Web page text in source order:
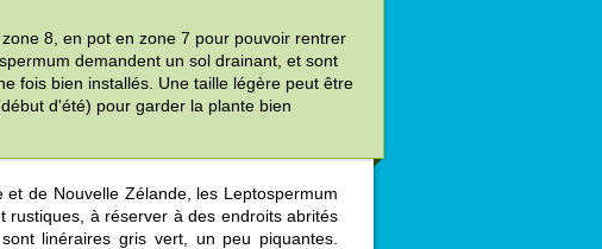
8, en pot en zone 7 pour pouvoir rentrer
demandent un sol drainant, et sont
fois bien installés. Une taille légère peut être
d'été) pour garder la plante bien
de Nouvelle Zélande, les Leptospermum
rustiques, à réserver à des endroits abrités
linéraires gris vert, un peu piquantes.